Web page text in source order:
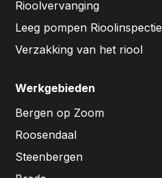
Rioolvervanging
Leeg pompen Rioolinspectie
Verzakking van het riool
Werkgebieden
Bergen op Zoom
Roosendaal
Steenbergen